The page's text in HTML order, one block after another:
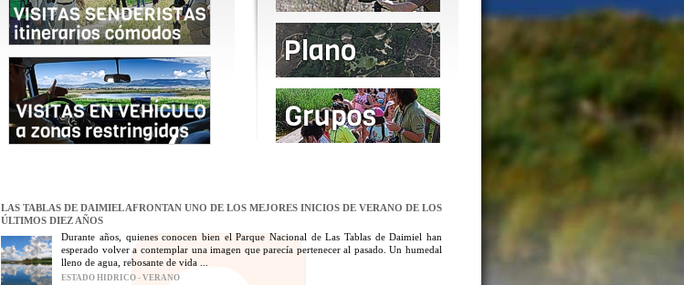
LAS TABLAS DE DAIMIEL AFRONTAN UNO DE LOS MEJORES INICIOS DE VERANO DE LOS
ÚLTIMOS DIEZ AÑOS
Durante años, quienes conocen bien el Parque Nacional de Las Tablas de Daimiel han
esperado volver a contemplar una imagen que parecía pertenecer al pasado. Un humedal
lleno de agua, rebosante de vida ...
ESTADO HIDRICO - VERANO